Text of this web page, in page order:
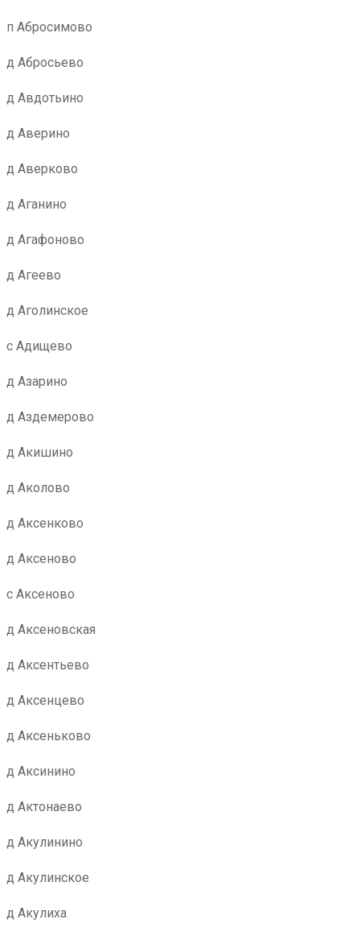
п Абросимово
д Абросьево
д Авдотьино
д Аверино
д Аверково
д Аганино
д Агафоново
д Агеево
д Аголинское
с Адищево
д Азарино
д Аздемерово
д Акишино
д Аколово
д Аксенково
д Аксеново
с Аксеново
д Аксеновская
д Аксентьево
д Аксенцево
д Аксеньково
д Аксинино
д Актонаево
д Акулинино
д Акулинское
д Акулиха